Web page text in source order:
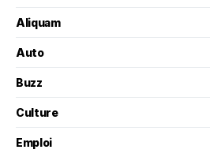
Aliquam
Auto
Buzz
Culture
Emploi